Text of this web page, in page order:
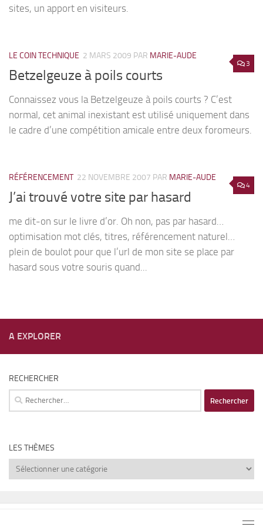
sites, un apport en visiteurs.
3
LE COIN TECHNIQUE 2 MARS 2009 PAR MARIE-AUDE
Betzelgeuze à poils courts
Connaissez vous la Betzelgeuze à poils courts ? C’est
normal, cet animal inexistant est utilisé uniquement dans
le cadre d’une compétition amicale entre deux foromeurs.
4
RÉFÉRENCEMENT 22 NOVEMBRE 2007 PAR MARIE-AUDE
J’ai trouvé votre site par hasard
me dit-on sur le livre d’or. Oh non, pas par hasard…
optimisation mot clés, titres, référencement naturel…
plein de boulot pour que l’url de mon site se place par
hasard sous votre souris quand...
A EXPLORER
RECHERCHER
Rechercher :
LES THÈMES
Les
thèmes